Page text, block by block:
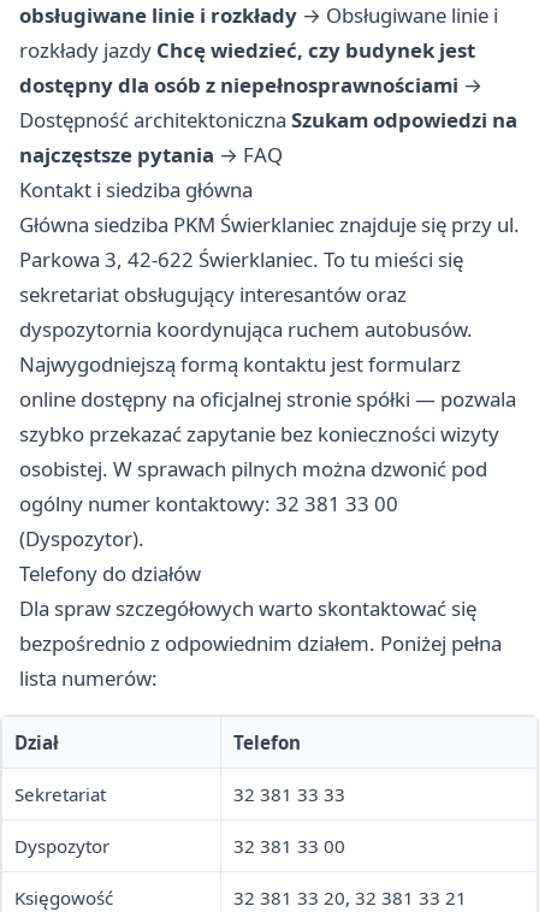
obsługiwane linie i rozkłady → Obsługiwane linie i
rozkłady jazdy Chcę wiedzieć, czy budynek jest
dostępny dla osób z niepełnosprawnościami →
Dostępność architektoniczna Szukam odpowiedzi na
najczęstsze pytania → FAQ
Kontakt i siedziba główna
Główna siedziba PKM Świerklaniec znajduje się przy ul.
Parkowa 3, 42-622 Świerklaniec. To tu mieści się
sekretariat obsługujący interesantów oraz
dyspozytornia koordynująca ruchem autobusów.
Najwygodniejszą formą kontaktu jest formularz
online dostępny na oficjalnej stronie spółki — pozwala
szybko przekazać zapytanie bez konieczności wizyty
osobistej. W sprawach pilnych można dzwonić pod
ogólny numer kontaktowy: 32 381 33 00
(Dyspozytor).
Telefony do działów
Dla spraw szczegółowych warto skontaktować się
bezpośrednio z odpowiednim działem. Poniżej pełna
lista numerów:
Dział Telefon
Sekretariat 32 381 33 33
Dyspozytor 32 381 33 00
Księgowość 32 381 33 20, 32 381 33 21